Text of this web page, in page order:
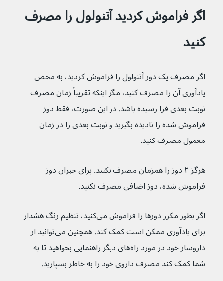
اگر فراموش کردید آتنولول را مصرف
کنید
اگر مصرف یک دوز آتنولول را فراموش کردید، به محض
یادآوری آن را مصرف کنید، مگر اینکه تقریباً زمان مصرف
نوبت بعدی فرا رسیده باشد. در این صورت، فقط دوز
فراموش شده را نادیده بگیرید و نوبت بعدی را در زمان
معمول مصرف کنید.
هرگز ۲ دوز را همزمان مصرف نکنید. برای جبران دوز
فراموش شده، دوز اضافی مصرف نکنید.
اگر بطور مکرر دوزها را فراموش می‌کنید، تنظیم زنگ هشدار
برای یادآوری ممکن است کمک کند. همچنین می‌توانید از
داروساز خود در مورد راه‌های دیگر راهنمایی بخواهید تا به
شما کمک کند مصرف داروی خود را به خاطر بسپارید.